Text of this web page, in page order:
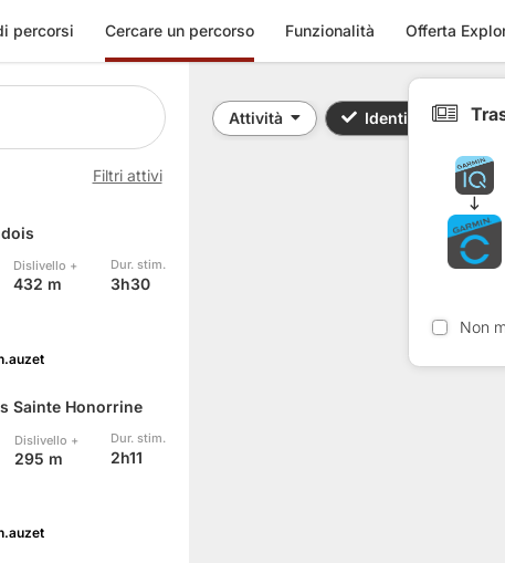
percorsi Cercare un percorso Funzionalità Offerta
Filtri attivi
Dislivello +
432 m
Dur. stim.
3h30
Sainte Honorrine
Dislivello +
295 m
Dur. stim.
2h11
Attività Identificativo /
Non